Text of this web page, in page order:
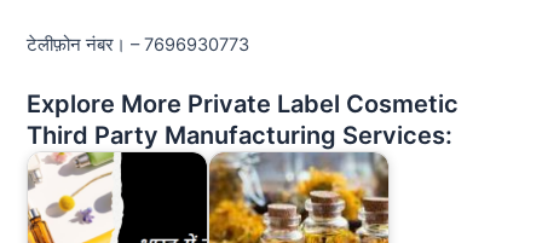
टेलीफ़ोन नंबर। – 7696930773
Explore More Private Label Cosmetic
Third Party Manufacturing Services: